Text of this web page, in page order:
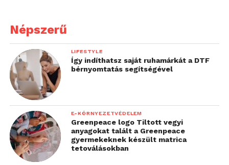
Népszerű
LIFESTYLE
Így indíthatsz saját ruhamárkát a DTF
bérnyomtatás segítségével
E-KÖRNYEZETVÉDELEM
Greenpeace logo Tiltott vegyi
anyagokat talált a Greenpeace
gyermekeknek készült matrica
tetoválásokban